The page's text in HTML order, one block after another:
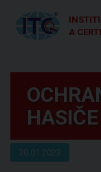
A
HASIČE
20.01.2023